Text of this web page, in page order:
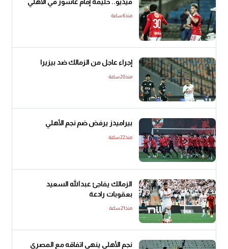
فيديو.. خليفة إمام عاشور في الأهلي
منذ6 ساعة
إجراء عاجل من الزمالك ضد بيزيرا
منذ20 ساعة
بيراميدز يرفض ضم نجم الأهلي
منذ22 ساعة
الزمالك يفاجئ عبدالله السعيد
بعقوبات رادعة
منذ21 ساعة
نجم الأهلي ينهي اتفاقه مع المصري